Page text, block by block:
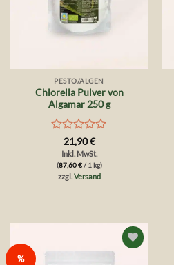
PESTO/ALGEN
Chlorella Pulver von
Algamar 250 g
Bewertet
mit
0
von
21,90€
Inkl. MwSt.
(87,60€/ 1 kg)
zzgl.Versand
%